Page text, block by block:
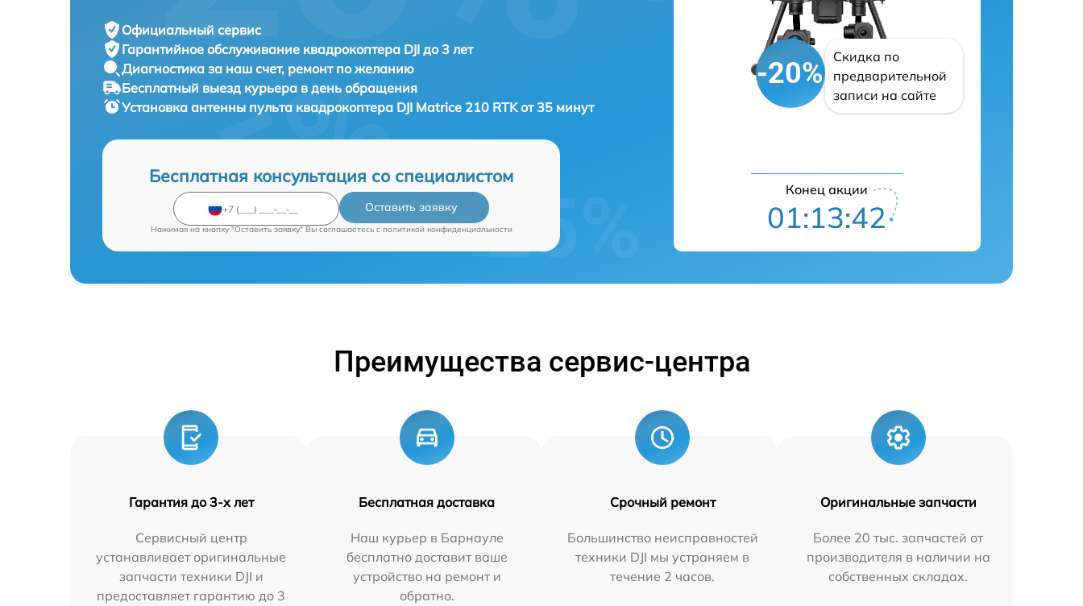
Официальный сервис
Гарантийное обслуживание квадрокоптера DJI до 3 лет
Диагностика за наш счет, ремонт по желанию
Бесплатный выезд курьера в день обращения
Установка антенны пульта квадрокоптера DJI Matrice 210 RTK от 35 минут
Бесплатная консультация со специалистом
Оставить заявку
Нажимая на кнопку "Оставить заявку" Вы соглашаетесь c политикой конфиденциальности
-20%
Скидка по
предварительной
записи на сайте
Конец акции
01:13:41
Преимущества сервис-центра
Гарантия до 3-х лет
Сервисный центр
устанавливает оригинальные
запчасти техники DJI и
предоставляет гарантию до 3
Бесплатная доставка
Наш курьер в Барнауле
бесплатно доставит ваше
устройство на ремонт и
обратно.
Срочный ремонт
Большинство неисправностей
техники DJI мы устраняем в
течение 2 часов.
Оригинальные запчасти
Более 20 тыс. запчастей от
производителя в наличии на
собственных складах.